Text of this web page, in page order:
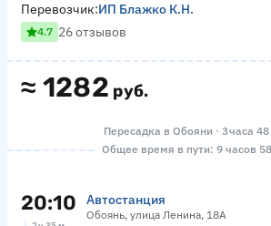
≈ 1282 руб.
Перевозчик:ИП Блажко К.Н.
4.7 26 отзывов
Пересадка в Обояни · 3 часа
Общее время в пути: 9 часов
20:10 Автостанция
Обоянь, улица Ленина, 18А